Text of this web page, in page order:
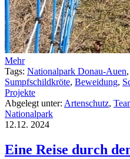
Mehr
Tags: Nationalpark Donau-Auen,
Sumpfschildkröte, Beweidung,
Projekte
Abgelegt unter: Artenschutz,
Nationalpark
12.12. 2024
Eine Reise durch